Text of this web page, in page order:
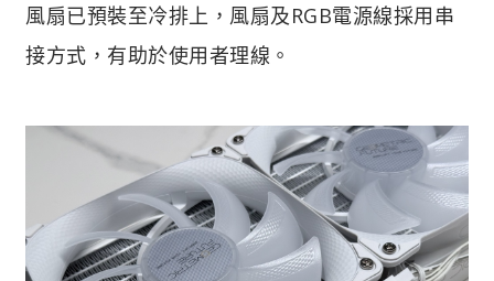
風扇已預裝至冷排上，風扇及RGB電源線採用串
接方式，有助於使用者理線。